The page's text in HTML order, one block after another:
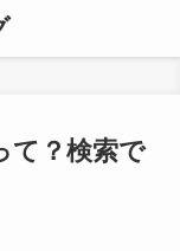
て？検索で